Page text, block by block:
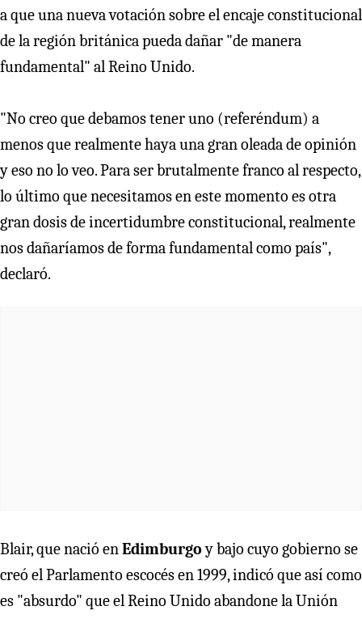
a que una nueva votación sobre el encaje constitucional
de la región británica pueda dañar "de manera
fundamental" al Reino Unido.
"No creo que debamos tener uno (referéndum) a
menos que realmente haya una gran oleada de opinión
y eso no lo veo. Para ser brutalmente franco al respecto,
lo último que necesitamos en este momento es otra
gran dosis de incertidumbre constitucional, realmente
nos dañaríamos de forma fundamental como país",
declaró.
Blair, que nació enEdimburgoy bajo cuyo gobierno se
creó el Parlamento escocés en 1999, indicó que así como
es "absurdo" que el Reino Unido abandone la Unión